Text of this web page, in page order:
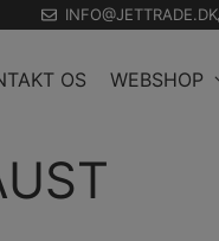
INFO@JETTRADE.DK
OS WEBSHOP